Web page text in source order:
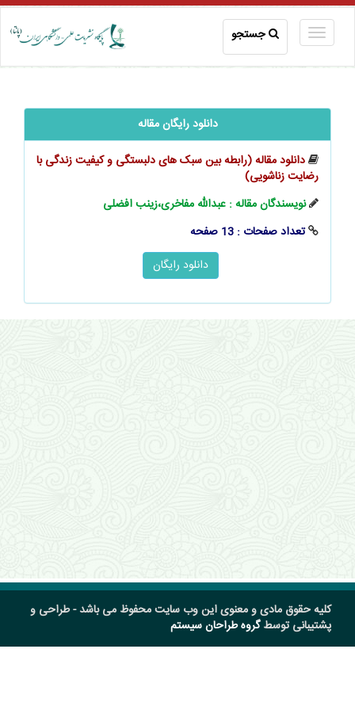
جستجو
دانلود رایگان مقاله
دانلود مقاله (رابطه بین سبک ‌های دلبستگی و کیفیت زندگی با
رضایت زناشویی)
نویسندگان مقاله : عبدالله مفاخری،زینب افضلی
تعداد صفحات : 13 صفحه
کلیه حقوق مادی و معنوی این وب سایت محفوظ می باشد - طراحی و
پشتیبانی توسطگروه طراحان سیستم